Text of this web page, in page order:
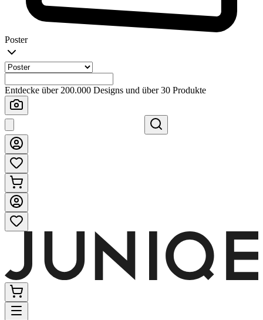
Poster
Entdecke über 200.000 Designs und über 30 Produkte